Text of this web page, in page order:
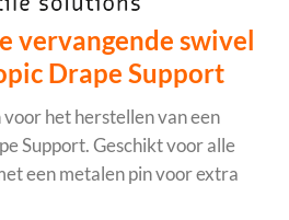
vervangende swivel
Drape Support
het herstellen van een
Support. Geschikt voor alle
een metalen pin voor extra